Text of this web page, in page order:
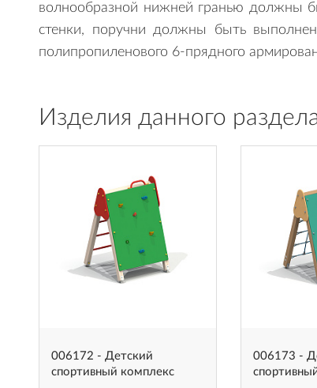
волнообразной нижней гранью должны
стенки, поручни должны быть
полипропиленового 6-прядного
Изделия данного
006172 - Детский
спортивный комплекс
006173 -